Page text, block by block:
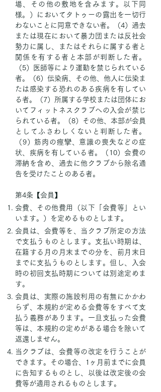
場、その他の敷地を含みます。以下同
様。）においてタトゥーの露出を一切行
わないことに同意できない者。（4）過去
または現在において暴力団または反社会
勢力に属し、またはそれらに属する者と
関係を有する者と本部が判断した者。
（5）医師等により運動を禁じられている
者。（6）伝染病、その他、他人に伝染ま
たは感染する恐れのある疾病を有してい
る者。（7）所属する学校または団体にお
いてフィットネスクラブへの入会が禁じ
られている者。（8）その他、本部が会員
としてふさわしくないと判断した者。
（9）筋肉の痙攣、意識の喪失などの症
状、疾病を有している者。（10）会費の
滞納を含め、過去に他クラブから除名通
告を受けたことのある者。
第4条【会員】
会費、その他費用（以下「会費等」とい
います。）を定めるものとします。
会員は、会費等を、当クラブ所定の方法
で支払うものとします。支払い時期は、
在籍する月の月末までの分を、前月末日
までに支払うものとします。但し、入会
時の初回支払時期については別途定めま
す。
会員は、実際の施設利用の有無にかかわ
らず、本規約が定める会費等をすべて支
払う義務があります。一旦支払った会費
等は、本規約の定めがある場合を除いて
返還しません。
当クラブは、会費等の改定を行うことが
できます。その場合、1ヶ月前までに会員
に告知するものとし、以後は改定後の会
費等が適用されるものとします。